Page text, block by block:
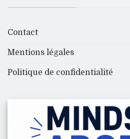
Contact
Mentions légales
Politique de confidentialité